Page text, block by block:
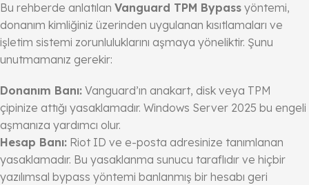
Bu rehberde anlatılan Vanguard TPM Bypass yöntemi,
donanım kimliğiniz üzerinden uygulanan kısıtlamaları ve
işletim sistemi zorunluluklarını aşmaya yöneliktir. Şunu
unutmamanız gerekir:
Donanım Banı: Vanguard’ın anakart, disk veya TPM
çipinize attığı yasaklamadır. Windows Server 2025 bu engeli
aşmanıza yardımcı olur.
Hesap Banı: Riot ID ve e-posta adresinize tanımlanan
yasaklamadır. Bu yasaklanma sunucu taraflıdır ve hiçbir
yazılımsal bypass yöntemi banlanmış bir hesabı geri